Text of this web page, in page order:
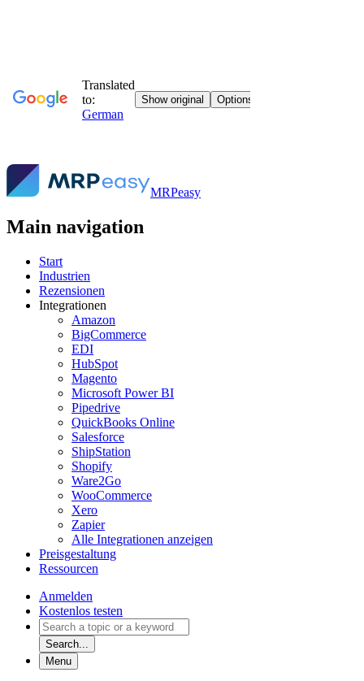
MRPeasy
Main navigation
Start
Industrien
Rezensionen
Integrationen
Amazon
BigCommerce
EDI
HubSpot
Magento
Microsoft Power BI
Pipedrive
QuickBooks Online
Salesforce
ShipStation
Shopify
Ware2Go
WooCommerce
Xero
Zapier
Alle Integrationen anzeigen
Preisgestaltung
Ressourcen
Anmelden
Kostenlos testen
Search...
Menu